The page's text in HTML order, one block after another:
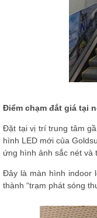
Điểm chạm đắt giá tại
Đặt tại vị trí trung tâm
hình LED mới của
ứng hình ảnh sắc nét và
Đây là màn hình indoor
thành “trạm phát sóng